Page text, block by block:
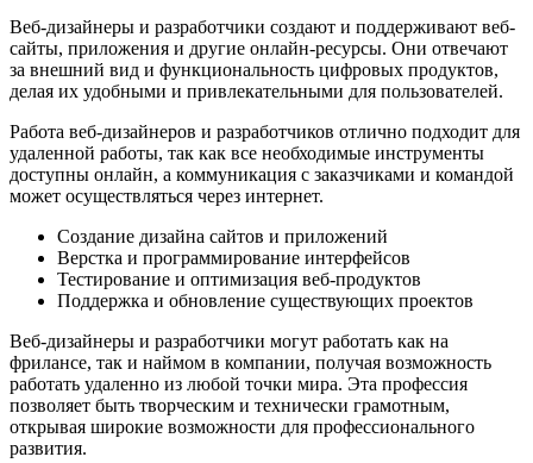
Веб-дизайнеры и разработчики создают и поддерживают веб-
сайты, приложения и другие онлайн-ресурсы. Они отвечают
за внешний вид и функциональность цифровых продуктов,
делая их удобными и привлекательными для пользователей.
Работа веб-дизайнеров и разработчиков отлично подходит для
удаленной работы, так как все необходимые инструменты
доступны онлайн, а коммуникация с заказчиками и командой
может осуществляться через интернет.
Создание дизайна сайтов и приложений
Верстка и программирование интерфейсов
Тестирование и оптимизация веб-продуктов
Поддержка и обновление существующих проектов
Веб-дизайнеры и разработчики могут работать как на
фрилансе, так и наймом в компании, получая возможность
работать удаленно из любой точки мира. Эта профессия
позволяет быть творческим и технически грамотным,
открывая широкие возможности для профессионального
развития.